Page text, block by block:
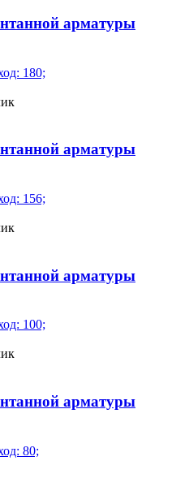
арматуры
180;
арматуры
156;
арматуры
100;
арматуры
80;